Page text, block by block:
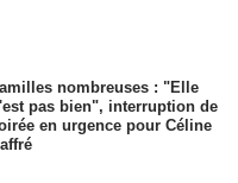
nombreuses : "Elle
pas bien", interruption de
en urgence pour Céline